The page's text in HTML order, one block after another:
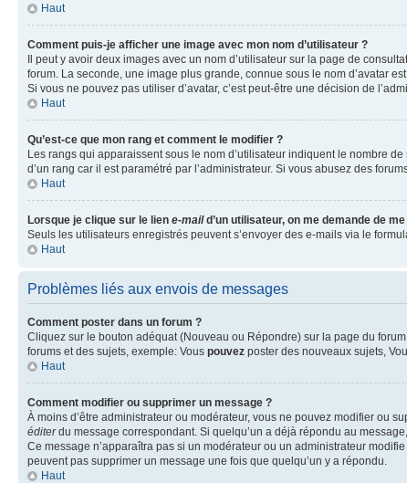
Haut
Comment puis-je afficher une image avec mon nom d’utilisateur ?
Il peut y avoir deux images avec un nom d’utilisateur sur la page de
forum. La seconde, une image plus grande, connue sous le nom d’avatar
Si vous ne pouvez pas utiliser d’avatar, c’est peut-être une décision de
Haut
Qu’est-ce que mon rang et comment le modifier ?
Les rangs qui apparaissent sous le nom d’utilisateur indiquent le nombre
d’un rang car il est paramétré par l’administrateur. Si vous abusez des
Haut
Lorsque je clique sur le lien e-maild’un utilisateur, on me demande de
Seuls les utilisateurs enregistrés peuvent s’envoyer des e-mails via le
Haut
Problèmes liés aux envois de messages
Comment poster dans un forum ?
Cliquez sur le bouton adéquat (Nouveau ou Répondre) sur la page du
forums et des sujets, exemple: Vous pouvez poster des nouveaux sujets,
Haut
Comment modifier ou supprimer un message ?
À moins d’être administrateur ou modérateur, vous ne pouvez modifier ou
éditerdu message correspondant. Si quelqu’un a déjà répondu au
Ce message n’apparaîtra pas si un modérateur ou un administrateur
peuvent pas supprimer un message une fois que quelqu’un y a répondu.
Haut